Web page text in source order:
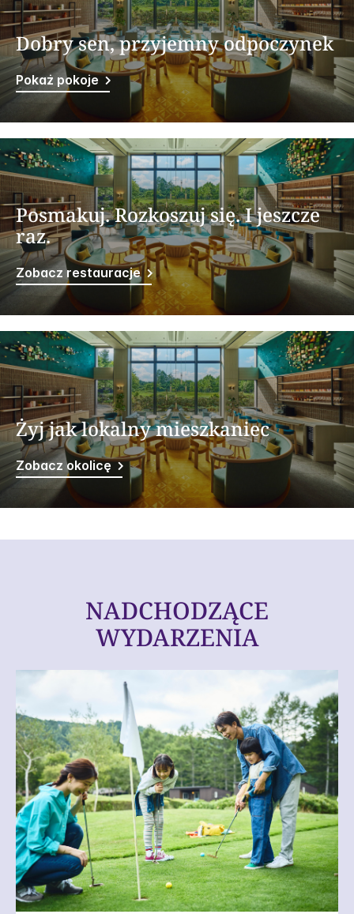
Dobry sen, przyjemny odpoczynek
Pokaż pokoje
Posmakuj. Rozkoszuj się. I jeszcze
raz.
Zobacz restauracje
Żyj jak lokalny mieszkaniec
Zobacz okolicę
NADCHODZĄCE
WYDARZENIA